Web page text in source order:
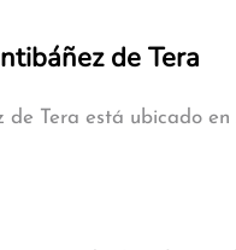
de Tera
de Tera está ubicado en